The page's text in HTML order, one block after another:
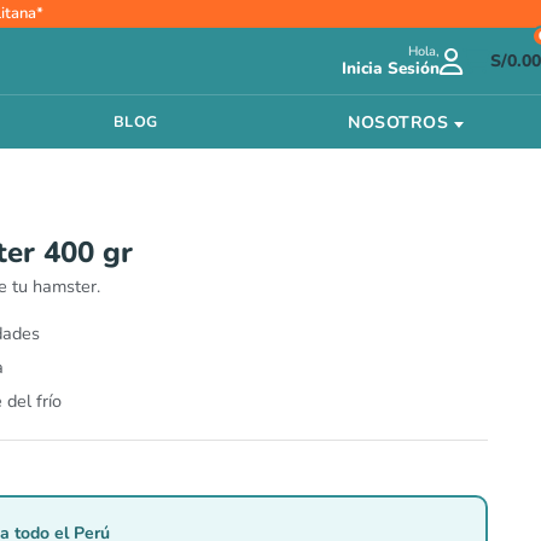
Hola,
Inicia Sesión S/0.00
BLOG NOSOTROS
400 gr
tu hamster.
del frío
todo el Perú